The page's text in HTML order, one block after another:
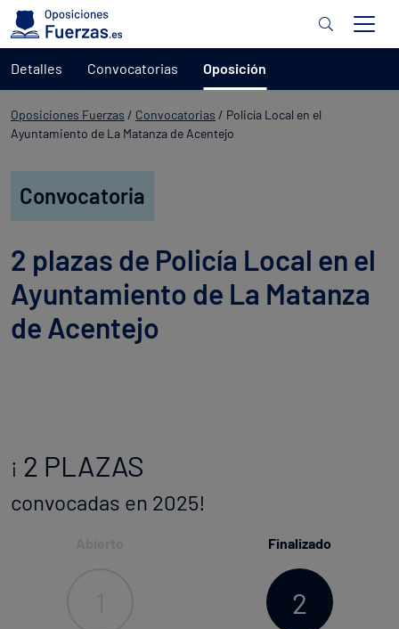
Oposiciones Fuerzas / Convocatorias / Policía Local en el
Ayuntamiento de La Matanza de Acentejo
Convocatoria
2 plazas de Policía Local en el
Ayuntamiento de La Matanza
de Acentejo
¡ 2 PLAZAS
convocadas en 2025!
Finalizado
2
Detalles Convocatorias Oposición